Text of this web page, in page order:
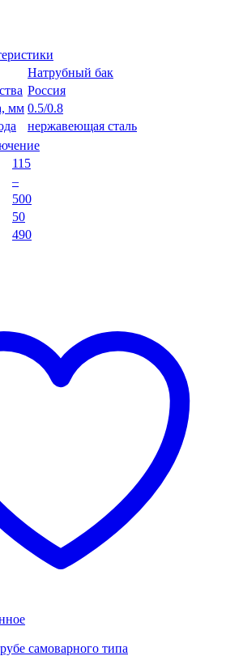
Натрубный бак
Россия
мм 0.5/0.8
нержавеющая сталь
115
–
500
50
490
самоварного типа